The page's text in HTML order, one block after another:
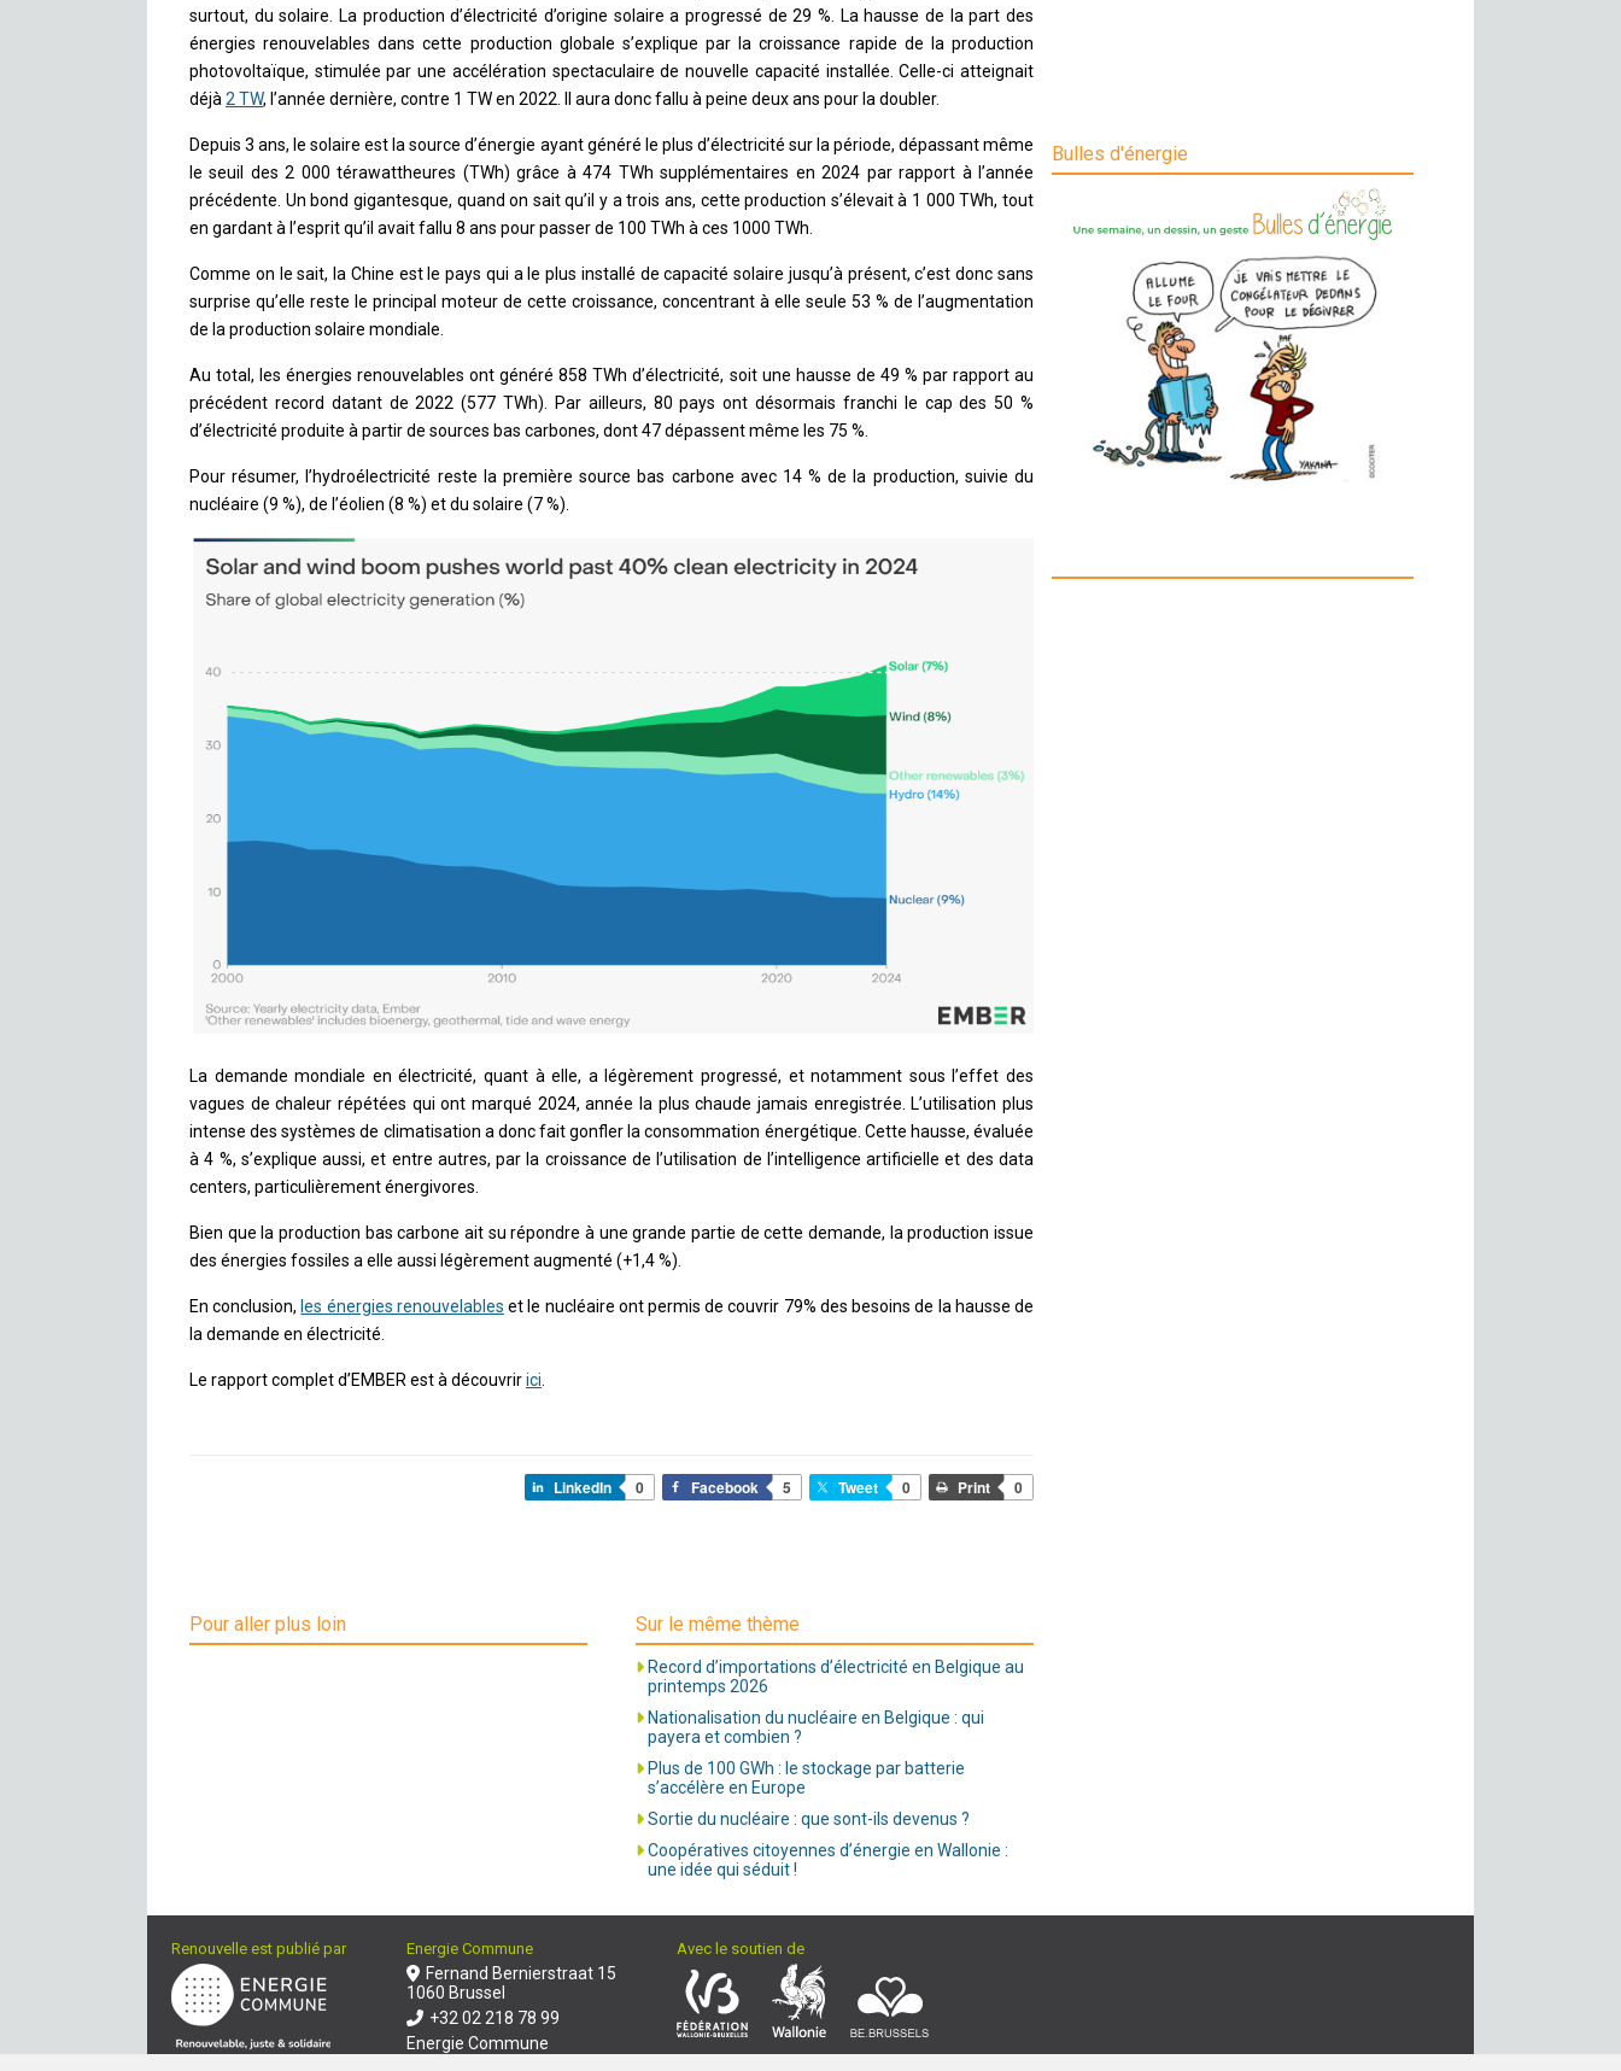
surtout, du solaire. La production d’électricité d’origine solaire a progressé de 29 %. La hausse de la part des
énergies renouvelables dans cette production globale s’explique par la croissance rapide de la production
photovoltaïque, stimulée par une accélération spectaculaire de nouvelle capacité installée. Celle-ci atteignait
déjà 2 TW, l’année dernière, contre 1 TW en 2022. Il aura donc fallu à peine deux ans pour la doubler.
Depuis 3 ans, le solaire est la source d’énergie ayant généré le plus d’électricité sur la période, dépassant même
le seuil des 2 000 térawattheures (TWh) grâce à 474 TWh supplémentaires en 2024 par rapport à l’année
précédente. Un bond gigantesque, quand on sait qu’il y a trois ans, cette production s’élevait à 1 000 TWh, tout
en gardant à l’esprit qu’il avait fallu 8 ans pour passer de 100 TWh à ces 1000 TWh.
Comme on le sait, la Chine est le pays qui a le plus installé de capacité solaire jusqu’à présent, c’est donc sans
surprise qu’elle reste le principal moteur de cette croissance, concentrant à elle seule 53 % de l’augmentation
de la production solaire mondiale.
Au total, les énergies renouvelables ont généré 858 TWh d’électricité, soit une hausse de 49 % par rapport au
précédent record datant de 2022 (577 TWh). Par ailleurs, 80 pays ont désormais franchi le cap des 50 %
d’électricité produite à partir de sources bas carbones, dont 47 dépassent même les 75 %.
Pour résumer, l’hydroélectricité reste la première source bas carbone avec 14 % de la production, suivie du
nucléaire (9 %), de l’éolien (8 %) et du solaire (7 %).
La demande mondiale en électricité, quant à elle, a légèrement progressé, et notamment sous l’effet des
vagues de chaleur répétées qui ont marqué 2024, année la plus chaude jamais enregistrée. L’utilisation plus
intense des systèmes de climatisation a donc fait gonfler la consommation énergétique. Cette hausse, évaluée
à 4 %, s’explique aussi, et entre autres, par la croissance de l’utilisation de l’intelligence artificielle et des data
centers, particulièrement énergivores.
Bien que la production bas carbone ait su répondre à une grande partie de cette demande, la production issue
des énergies fossiles a elle aussi légèrement augmenté (+1,4 %).
En conclusion, les énergies renouvelables et le nucléaire ont permis de couvrir 79% des besoins de la hausse de
la demande en électricité.
Le rapport complet d’EMBER est à découvririci
LinkedIn 0 Facebook 5 Tweet 0 Print 0
Pour aller plus loin Sur le même thème
Record d’importations d’électricité en Belgique au
printemps 2026
Nationalisation du nucléaire en Belgique : qui
payera et combien ?
Plus de 100 GWh : le stockage par batterie
s’accélère en Europe
Sortie du nucléaire : que sont-ils devenus ?
Coopératives citoyennes d’énergie en Wallonie :
une idée qui séduit !
Bulles d'énergie
Renouvelle est publié par Energie Commune
Fernand Bernierstraat 15
1060 Brussel
+32 02 218 78 99
Energie Commune
Avec le soutien de